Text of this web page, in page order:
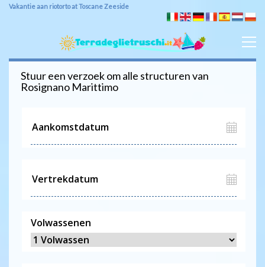
Vakantie aan riotorto at Toscane Zeeside
Stuur een verzoek om alle structuren van
Rosignano Marittimo
Volwassenen